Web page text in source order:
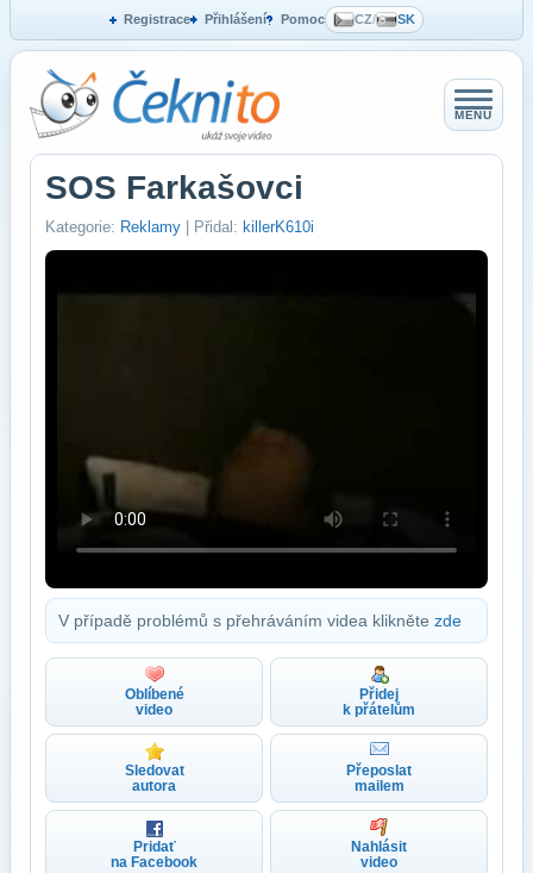
Registrace Přihlášení Pomoc CZ/ SK
MENU
SOS Farkašovci
Kategorie: Reklamy | Přidal: killerK610i
V případě problémů s přehráváním videa klikněte zde
Oblíbené
video
Přidej
k přátelům
Sledovat
autora
Přeposlat
mailem
Pridať
na Facebook
Nahlásit
video